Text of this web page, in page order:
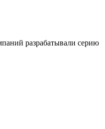
разрабатывали серию